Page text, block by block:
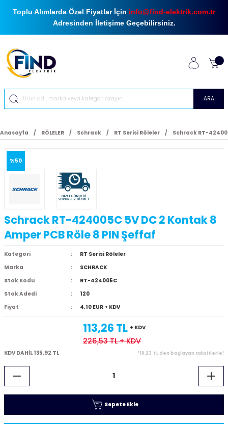
Toplu Alımlarda Özel Fiyatlar İçin info@find-elektrik.com.tr
Adresinden İletişime Geçebilirsiniz.
ARA
Anasayfa RÖLELER Schrack RT Serisi Röleler Schrack RT-
%50
Schrack RT-424005C 5V DC 2 Kontak 8
Amper PCB Röle 8 PIN Şeffaf
Kategori
RT Serisi Röleler
Marka
SCHRACK
Stok Kodu
RT-424005C
Stok Adedi
120
Fiyat
4,10 EUR + KDV
113,26 TL + KDV
226,53 TL+ KDV
KDV DAHİL 135,92 TL *10,23 TL den başlayan taksitlerle!
Sepete Ekle